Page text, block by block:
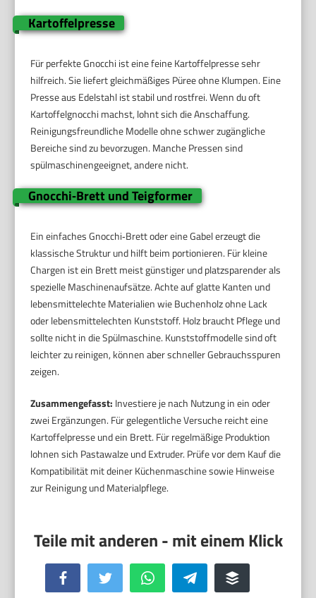
Kartoffelpresse
Für perfekte Gnocchi ist eine feine Kartoffelpresse sehr
hilfreich. Sie liefert gleichmäßiges Püree ohne Klumpen. Eine
Presse aus Edelstahl ist stabil und rostfrei. Wenn du oft
Kartoffelgnocchi machst, lohnt sich die Anschaffung.
Reinigungsfreundliche Modelle ohne schwer zugängliche
Bereiche sind zu bevorzugen. Manche Pressen sind
spülmaschinengeeignet, andere nicht.
Gnocchi‑Brett und Teigformer
Ein einfaches Gnocchi‑Brett oder eine Gabel erzeugt die
klassische Struktur und hilft beim portionieren. Für kleine
Chargen ist ein Brett meist günstiger und platzsparender als
spezielle Maschinenaufsätze. Achte auf glatte Kanten und
lebensmittelechte Materialien wie Buchenholz ohne Lack
oder lebensmittelechten Kunststoff. Holz braucht Pflege und
sollte nicht in die Spülmaschine. Kunststoffmodelle sind oft
leichter zu reinigen, können aber schneller Gebrauchsspuren
zeigen.
Zusammengefasst: Investiere je nach Nutzung in ein oder
zwei Ergänzungen. Für gelegentliche Versuche reicht eine
Kartoffelpresse und ein Brett. Für regelmäßige Produktion
lohnen sich Pastawalze und Extruder. Prüfe vor dem Kauf die
Kompatibilität mit deiner Küchenmaschine sowie Hinweise
zur Reinigung und Materialpflege.
Facebook Twitter WhatsApp Telegram Buffer